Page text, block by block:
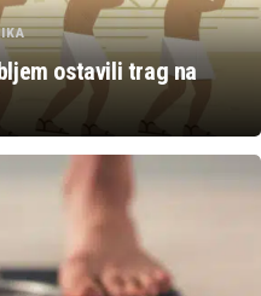
ostavili trag na